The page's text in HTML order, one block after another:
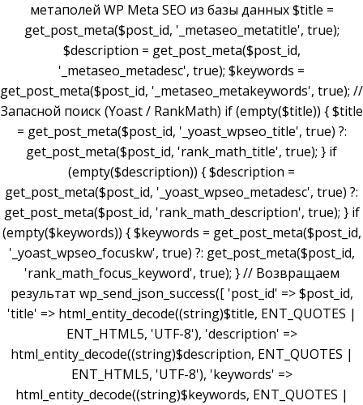
метаполей WP Meta SEO из базы данных $title =
get_post_meta($post_id, '_metaseo_metatitle', true);
$description = get_post_meta($post_id,
'_metaseo_metadesc', true); $keywords =
get_post_meta($post_id, '_metaseo_metakeywords', true); //
Запасной поиск (Yoast / RankMath) if (empty($title)) { $title
= get_post_meta($post_id, '_yoast_wpseo_title', true) ?:
get_post_meta($post_id, 'rank_math_title', true); } if
(empty($description)) { $description =
get_post_meta($post_id, '_yoast_wpseo_metadesc', true) ?:
get_post_meta($post_id, 'rank_math_description', true); } if
(empty($keywords)) { $keywords = get_post_meta($post_id,
'_yoast_wpseo_focuskw', true) ?: get_post_meta($post_id,
'rank_math_focus_keyword', true); } // Возвращаем
результат wp_send_json_success([ 'post_id' => $post_id,
'title' => html_entity_decode((string)$title, ENT_QUOTES |
ENT_HTML5, 'UTF-8'), 'description' =>
html_entity_decode((string)$description, ENT_QUOTES |
ENT_HTML5, 'UTF-8'), 'keywords' =>
html_entity_decode((string)$keywords, ENT_QUOTES |